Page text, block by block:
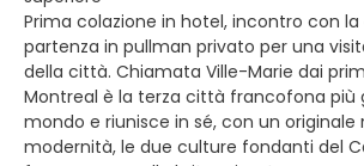
Prima colazione in hotel, incontro con
partenza in pullman privato per una
della città. Chiamata Ville-Marie dai
Montreal è la terza città francofona più
mondo e riunisce in sé, con un originale
modernità, le due culture fondanti del